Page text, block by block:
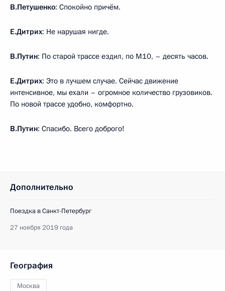
В.Петушенко: Спокойно причём.
Е.Дитрих: Не нарушая нигде.
В.Путин: По старой трассе ездил, по М10, – десять часов.
Е.Дитрих: Это в лучшем случае. Сейчас движение
интенсивное, мы ехали – огромное количество грузовиков.
По новой трассе удобно, комфортно.
В.Путин: Спасибо. Всего доброго!
Дополнительно
Поездка в Санкт-Петербург
27 ноября 2019 года
География
Москва